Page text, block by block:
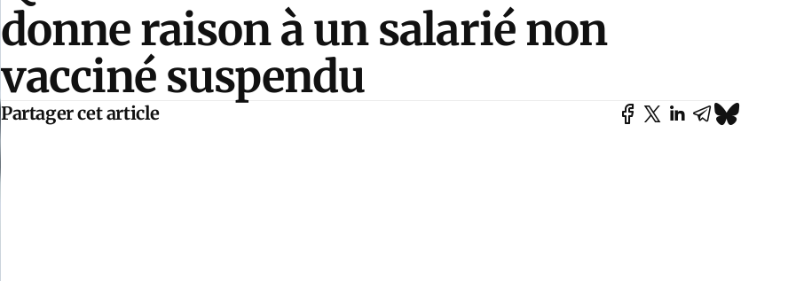
donne raison à un salarié non
vacciné suspendu
Partager cet article